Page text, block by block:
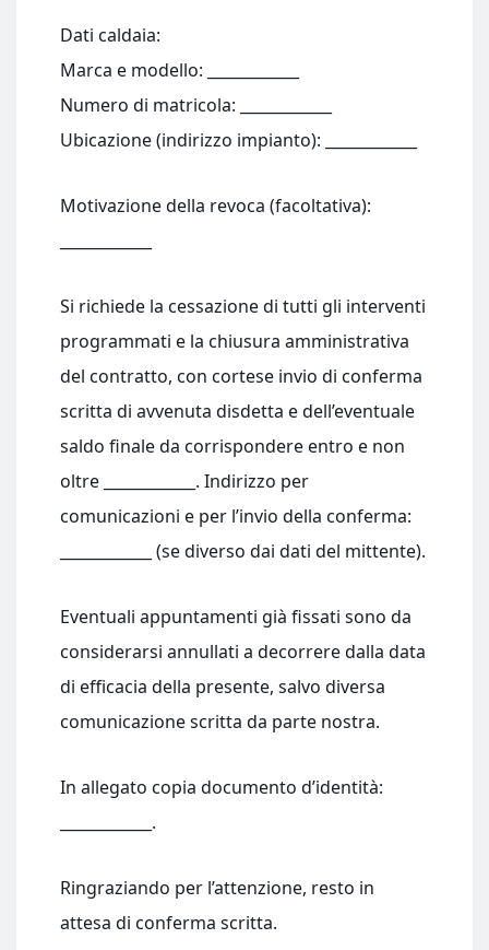
Dati caldaia:
Marca e modello: ____________
Numero di matricola: ____________
Ubicazione (indirizzo impianto): ____________
Motivazione della revoca (facoltativa):
Si richiede la cessazione di tutti gli interventi
programmati e la chiusura amministrativa
del contratto, con cortese invio di conferma
scritta di avvenuta disdetta e dell’eventuale
saldo finale da corrispondere entro e non
oltre ____________. Indirizzo per
comunicazioni e per l’invio della conferma:
____________ (se diverso dai dati del mittente).
Eventuali appuntamenti già fissati sono da
considerarsi annullati a decorrere dalla data
di efficacia della presente, salvo diversa
comunicazione scritta da parte nostra.
In allegato copia documento d’identità:
____________.
Ringraziando per l’attenzione, resto in
attesa di conferma scritta.